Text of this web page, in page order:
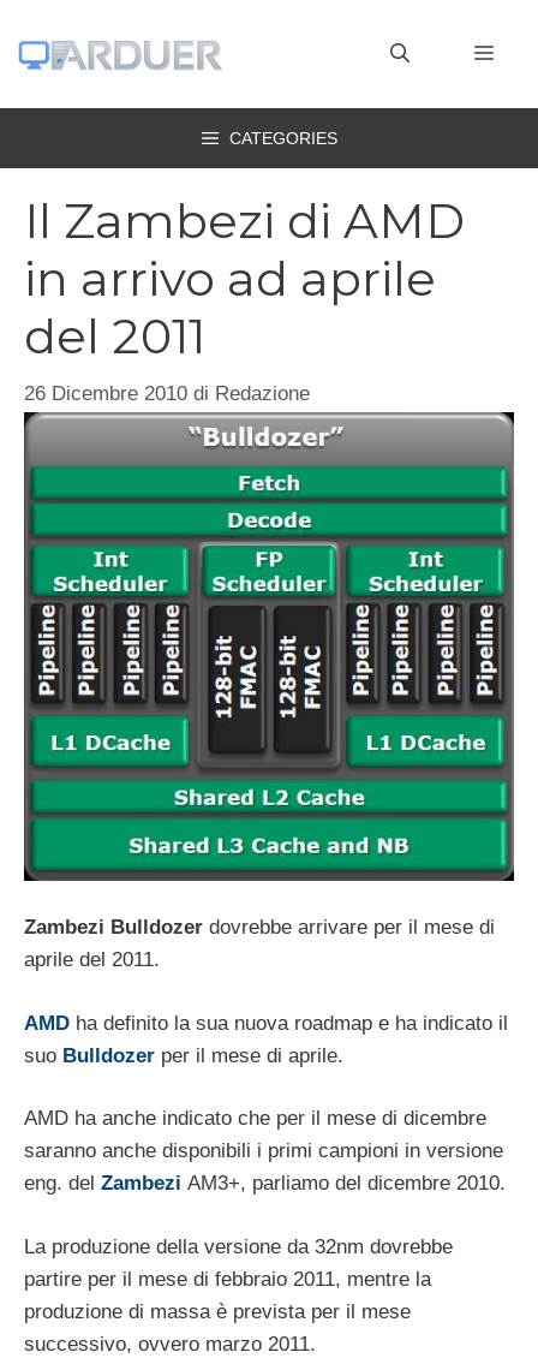
CATEGORIES
Il Zambezi di AMD
in arrivo ad aprile
del 2011
26 Dicembre 2010 di Redazione
Zambezi Bulldozer dovrebbe arrivare per il mese di
aprile del 2011.
AMD ha definito la sua nuova roadmap e ha indicato il
suo Bulldozer per il mese di aprile.
AMD ha anche indicato che per il mese di dicembre
saranno anche disponibili i primi campioni in versione
eng. del Zambezi AM3+, parliamo del dicembre 2010.
La produzione della versione da 32nm dovrebbe
partire per il mese di febbraio 2011, mentre la
produzione di massa è prevista per il mese
successivo, ovvero marzo 2011.